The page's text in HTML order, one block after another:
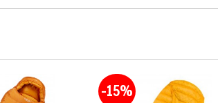
-15%